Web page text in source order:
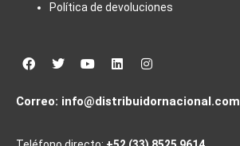
Política de devoluciones
Facebook
TwitterYoutubeLinkedinInstagram
Correo: info@distribuidornacional.com